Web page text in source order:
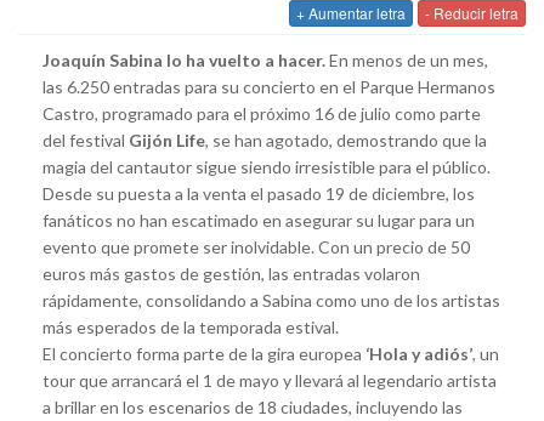
+ Aumentar letra - Reducir letra
Joaquín Sabina lo ha vuelto a hacer.En menos de un mes,
las 6.250 entradas para su concierto en el Parque Hermanos
Castro, programado para el próximo 16 de julio como parte
del festival Gijón Life, se han agotado, demostrando que la
magia del cantautor sigue siendo irresistible para el público.
Desde su puesta a la venta el pasado 19 de diciembre, los
fanáticos no han escatimado en asegurar su lugar para un
evento que promete ser inolvidable. Con un precio de 50
euros más gastos de gestión, las entradas volaron
rápidamente, consolidando a Sabina como uno de los artistas
más esperados de la temporada estival.
El concierto forma parte de la gira europea ‘Hola y adiós’, un
tour que arrancará el 1 de mayo y llevará al legendario artista
a brillar en los escenarios de 18 ciudades, incluyendo las